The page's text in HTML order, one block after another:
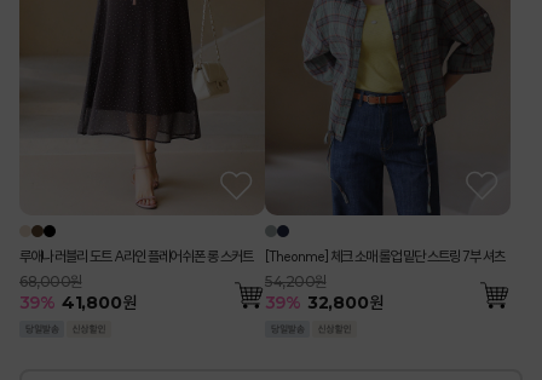
루애나 러블리 도트 A라인 플레어 쉬폰 롱 스커트
68,000원
39% 41,800원
[Theonme] 체크 소매 롤업 밑단 스트링 7부 셔츠
54,200원
39% 32,800원